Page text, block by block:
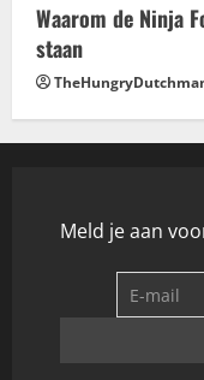
Waarom de Ninja
staan
Meld je aan